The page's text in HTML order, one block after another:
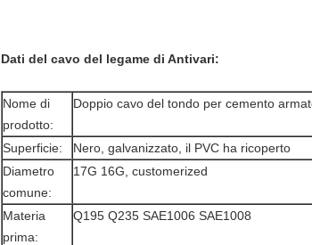
Dati del cavo del legame di Antivari:
Nome di
prodotto:
Doppio cavo del tondo per cemento
Superficie:
Nero, galvanizzato, il PVC ha ricoperto
Diametro
comune:
17G 16G, customerized
Materia
prima:
Q195 Q235 SAE1006 SAE1008